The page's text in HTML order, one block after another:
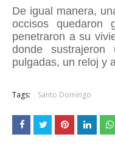
De igual manera,
occisos quedaron
penetraron a su
donde
pulgadas, un reloj y
Tags: Santo Domingo